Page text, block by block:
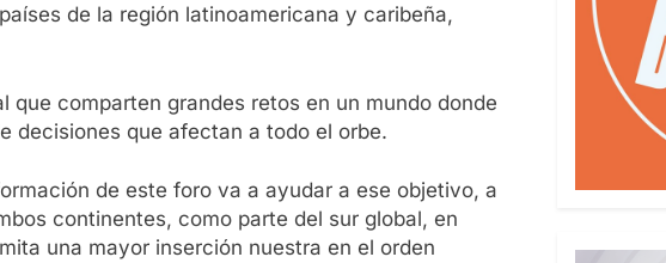
de la región latinoamericana y caribeña,
que comparten grandes retos en un mundo donde
decisiones que afectan a todo el orbe.
de este foro va a ayudar a ese objetivo, a
continentes, como parte del sur global, en
una mayor inserción nuestra en el orden